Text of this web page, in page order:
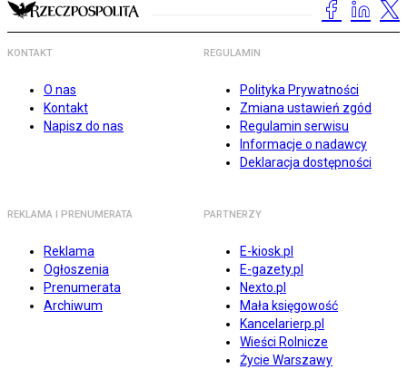
KONTAKT
O nas
Kontakt
Napisz do nas
REGULAMIN
Polityka Prywatności
Zmiana ustawień zgód
Regulamin serwisu
Informacje o nadawcy
Deklaracja dostępności
REKLAMA I PRENUMERATA
Reklama
Ogłoszenia
Prenumerata
Archiwum
PARTNERZY
E-kiosk.pl
E-gazety.pl
Nexto.pl
Mała księgowość
Kancelarierp.pl
Wieści Rolnicze
Życie Warszawy